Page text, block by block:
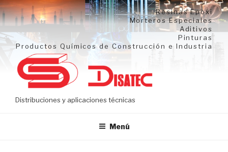
Ir
al
contenido
Resinas Epoxi
Morteros Especiales
Aditivos
Pinturas
Productos Químicos de Construcción e Industria
Distribuciones y aplicaciones técnicas
Menú